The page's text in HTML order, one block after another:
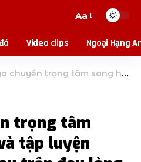
Aa
Video clips Ngoại Hạng
sang hồi phục và tập luyện nhanh chóng sau trận đau lòng ở All England Open
trọng tâm
tập luyện